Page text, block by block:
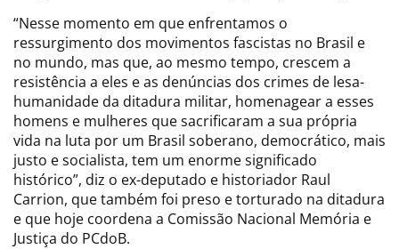
“Nesse momento em que enfrentamos o
ressurgimento dos movimentos fascistas no Brasil e
no mundo, mas que, ao mesmo tempo, crescem a
resistência a eles e as denúncias dos crimes de lesa-
humanidade da ditadura militar, homenagear a esses
homens e mulheres que sacrificaram a sua própria
vida na luta por um Brasil soberano, democrático, mais
justo e socialista, tem um enorme significado
histórico”, diz o ex-deputado e historiador Raul
Carrion, que também foi preso e torturado na ditadura
e que hoje coordena a Comissão Nacional Memória e
Justiça do PCdoB.